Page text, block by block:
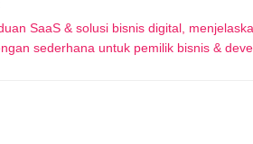
SaaS & solusi bisnis digital,
sederhana untuk pemilik bisnis &